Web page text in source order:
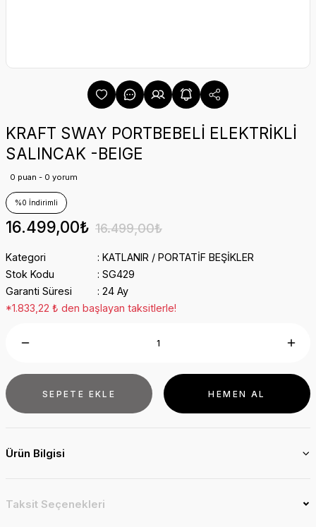
KRAFT SWAY PORTBEBELİ ELEKTRİKLİ
SALINCAK -BEIGE
0 puan - 0 yorum
%0 İndirimli
16.499,00₺ 16.499,00₺
Kategori
KATLANIR / PORTATİF BEŞİKLER
Stok Kodu
SG429
Garanti Süresi
24 Ay
*1.833,22 ₺ den başlayan taksitlerle!
SEPETE EKLE HEMEN AL
Ürün Bilgisi
Taksit Seçenekleri